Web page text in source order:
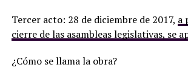
Tercer acto: 28 de diciembre de 2017, a
cierre de las asambleas legislativas, se
¿Cómo se llama la obra?